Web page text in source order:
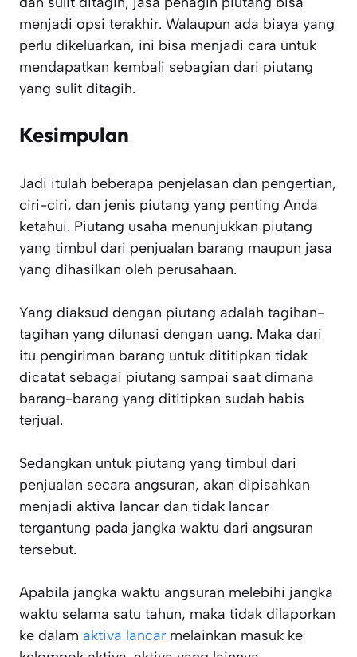
menjadi opsi terakhir. Walaupun ada biaya yang
perlu dikeluarkan, ini bisa menjadi cara untuk
mendapatkan kembali sebagian dari piutang
yang sulit ditagih.
Kesimpulan
Jadi itulah beberapa penjelasan dan pengertian,
ciri-ciri, dan jenis piutang yang penting Anda
ketahui. Piutang usaha menunjukkan piutang
yang timbul dari penjualan barang maupun jasa
yang dihasilkan oleh perusahaan.
Yang diaksud dengan piutang adalah tagihan-
tagihan yang dilunasi dengan uang. Maka dari
itu pengiriman barang untuk dititipkan tidak
dicatat sebagai piutang sampai saat dimana
barang-barang yang dititipkan sudah habis
terjual.
Sedangkan untuk piutang yang timbul dari
penjualan secara angsuran, akan dipisahkan
menjadi aktiva lancar dan tidak lancar
tergantung pada jangka waktu dari angsuran
tersebut.
Apabila jangka waktu angsuran melebihi jangka
waktu selama satu tahun, maka tidak dilaporkan
ke dalam aktiva lancar melainkan masuk ke